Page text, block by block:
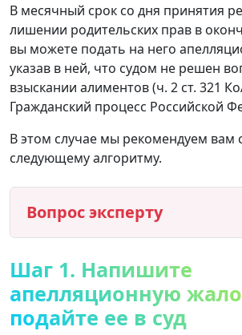
В месячный срок со дня принятия
лишении родительских прав в
вы можете подать на него
указав в ней, что судом не решен
взыскании алиментов (ч. 2 ст. 321
Гражданский процесс Российской
В этом случае мы рекомендуем вам
следующему алгоритму.
Вопрос эксперту
Шаг 1. Напишите
апелляционную
подайте ее в суд